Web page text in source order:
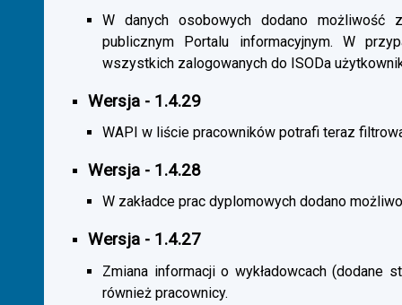
W danych osobowych dodano możliwość
publicznym Portalu informacyjnym. W
wszystkich zalogowanych do ISODa
Wersja - 1.4.29
WAPI w liście pracowników potrafi teraz
Wersja - 1.4.28
W zakładce prac dyplomowych dodano
Wersja - 1.4.27
Zmiana informacji o wykładowcach (dodane
również pracownicy.